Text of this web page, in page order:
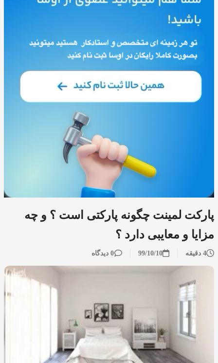
پارکت لمینت چگونه پارکتی است ؟ و چه
مزایا و معایبی دارد ؟
4 دقیقه 99/10/10 0 دیدگاه